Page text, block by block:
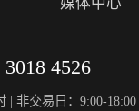
3018 4526
| 非交易日：9:00-18:00